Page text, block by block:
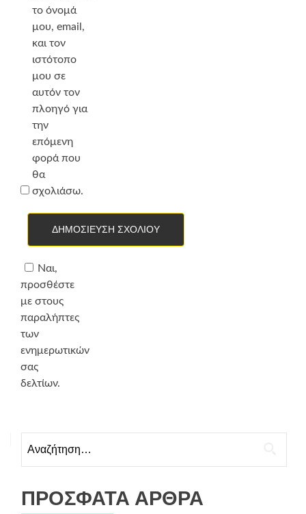
το όνομά
μου, email,
και τον
ιστότοπο
μου σε
αυτόν τον
πλοηγό για
την
επόμενη
φορά που
θα
σχολιάσω.
Ναι,
προσθέστε
με στους
παραλήπτες
των
ενημερωτικών
σας
δελτίων.
για:
ΠΡΌΣΦΑΤΑ ΆΡΘΡΑ